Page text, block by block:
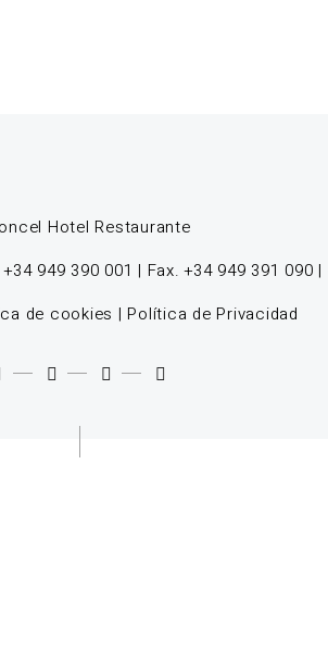
Hotel Restaurante
949 390 001 | Fax. +34 949 391 090 |
de cookies |Política de Privacidad